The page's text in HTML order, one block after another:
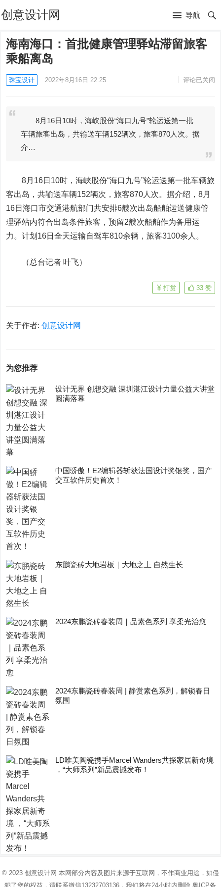
创意设计网 导航
海南海口：首批健康管理驿站滞留旅客
乘船离岛
珠宝设计 2022年8月16日 22:25 评论已关闭
8月16日10时，海峡股份“海口九号”轮运送第一批
车辆旅客出岛，共输送车辆152辆次，旅客870人次。据
介…
8月16日10时，海峡股份“海口九号”轮运送第一批车辆旅
客出岛，共输送车辆152辆次，旅客870人次。据介绍，8月
16日海口市交通港航部门共安排6艘次出岛船舶运送健康管
理驿站内符合出岛条件旅客，预留2艘次船舶作为备用运
力。计划16日全天运输自驾车810余辆，旅客3100余人。
（总台记者 叶飞）
33 赞
打赏
关于作者:创意设计网
为您推荐
设计无界 创想交融 深圳湛江设计力量公益大讲堂
圆满落幕
中国骄傲！E2编辑器斩获法国设计奖银奖，国产
交互软件历史首次！
东鹏瓷砖大地岩板｜大地之上 自然生长
2024东鹏瓷砖春装周｜品素色系列 享柔光治愈
2024东鹏瓷砖春装周 | 静赏素色系列，解锁春日
氛围
LD唯美陶瓷携手Marcel Wanders共探家居新奇境
，“大师系列”新品震撼发布！
© 2023 创意设计网 本网部分内容及图片来源于互联网，不作商业用途，如侵
犯了您的权益，请联系微信13232703136，我们将在24小时内删除粤ICP备